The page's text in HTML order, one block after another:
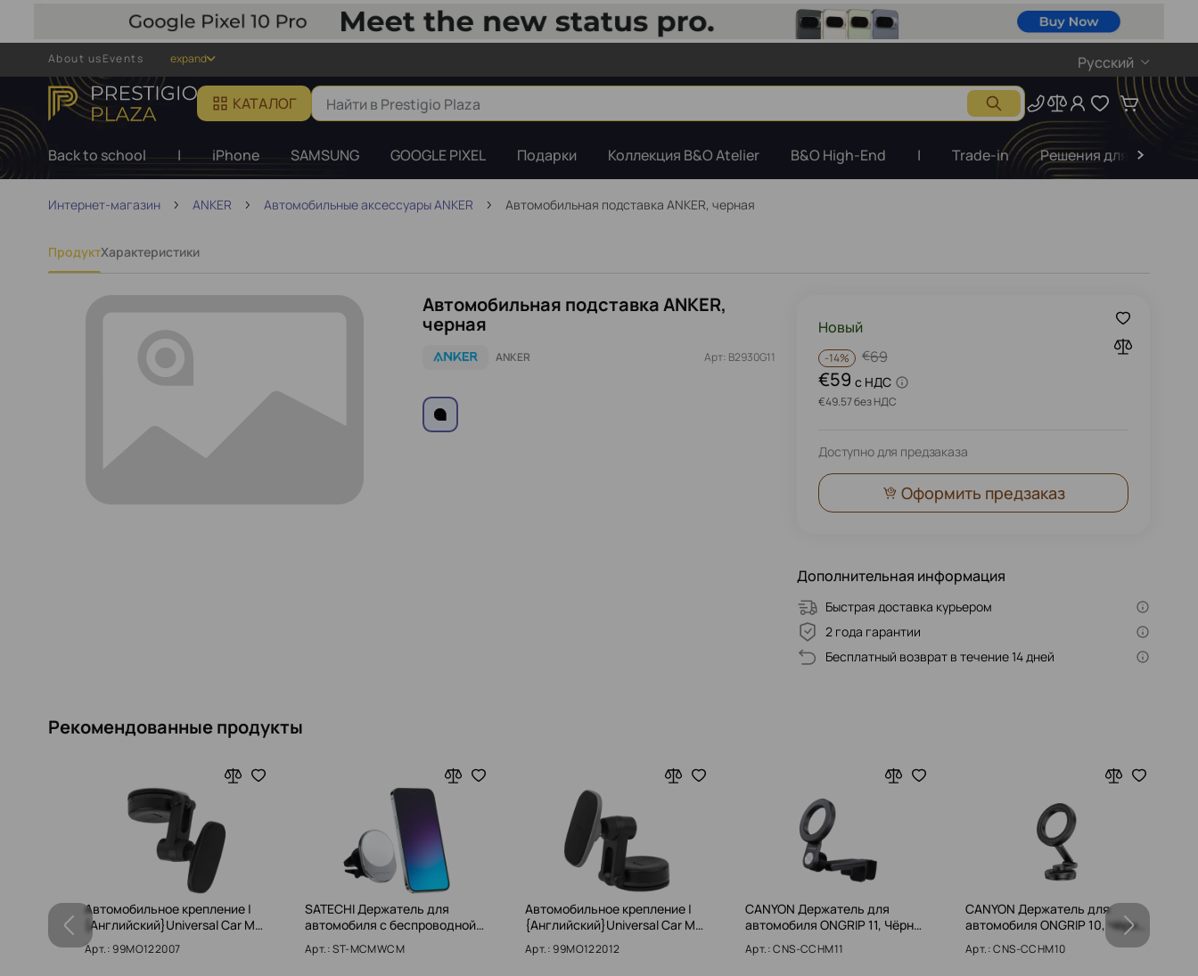
About usEvents expand Русский
КАТАЛОГ
Back to school | iPhone SAMSUNG GOOGLE PIXEL Подарки Коллекция B&O Atelier B&O High-End | Trade-in Решения для бизнеса
Интернет-магазин ANKER Автомобильные аксессуары ANKER Автомобильная подставка ANKER, черная
ПродуктХарактеристики
Автомобильная подставка ANKER,
черная
ANKER Арт: B2930G11
Новый
€59 c НДС
€49.57 без НДС
-14% 69
€
Доступно для предзаказа
Оформить предзаказ
Дополнительная информация
Быстрая доставка курьером
2 года гарантии
Бесплатный возврат в течение 14 дней
Рекомендованные продукты
Автомобильное крепление |
{Английский}Universal Car M…
Арт.: 99MO122007
SATECHI Держатель для
автомобиля с беспроводной…
Арт.: ST-MCMWCM
Автомобильное крепление |
{Английский}Universal Car M…
Арт.: 99MO122012
CANYON Держатель для
автомобиля ONGRIP 11, Чёрн…
Арт.: CNS-CCHM11
CANYON Держатель для
автомобиля ONGRIP 10, Чёрн…
Арт.: CNS-CCHM10